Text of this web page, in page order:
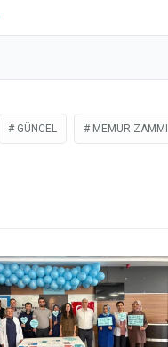
GÜNCEL MEMUR ZAMMI